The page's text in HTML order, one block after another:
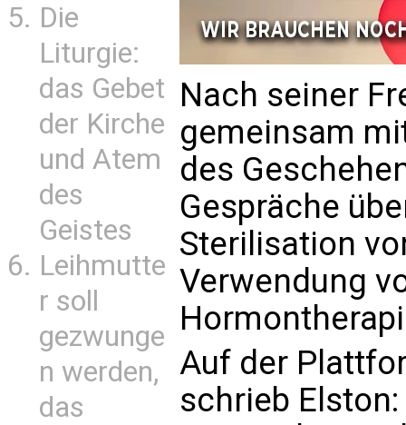
Die
Liturgie:
das Gebet
der Kirche
und Atem
des
Geistes
Leihmutte
r soll
gezwunge
n werden,
das
Nach seiner
gemeinsam
des
Gespräche
Sterilisation
Verwendung
Auf der
schrieb